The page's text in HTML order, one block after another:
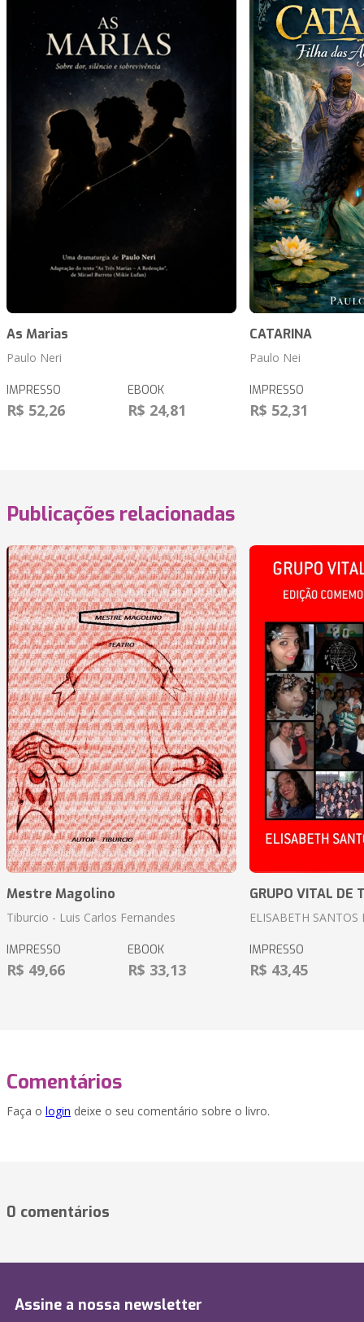
As Marias
Paulo Neri
IMPRESSO
R$ 52,26
EBOOK
R$ 24,81
CATARINA
Paulo Nei
IMPRESSO
R$ 52,31
Publicações relacionadas
Mestre Magolino
Tiburcio - Luis Carlos Fernandes
IMPRESSO
R$ 49,66
EBOOK
R$ 33,13
GRUPO VITAL DE
ELISABETH SANTOS
IMPRESSO
R$ 43,45
Comentários
Faça o login deixe o seu comentário sobre o livro.
0 comentários
Assine a nossa newsletter